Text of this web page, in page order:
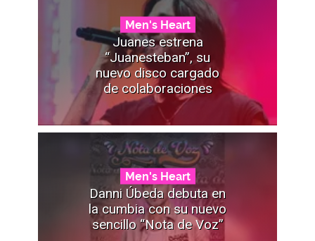
Men's Heart
Juanes estrena
“Juanesteban”, su
nuevo disco cargado
de colaboraciones
Men's Heart
Danni Úbeda debuta en
la cumbia con su nuevo
sencillo “Nota de Voz”